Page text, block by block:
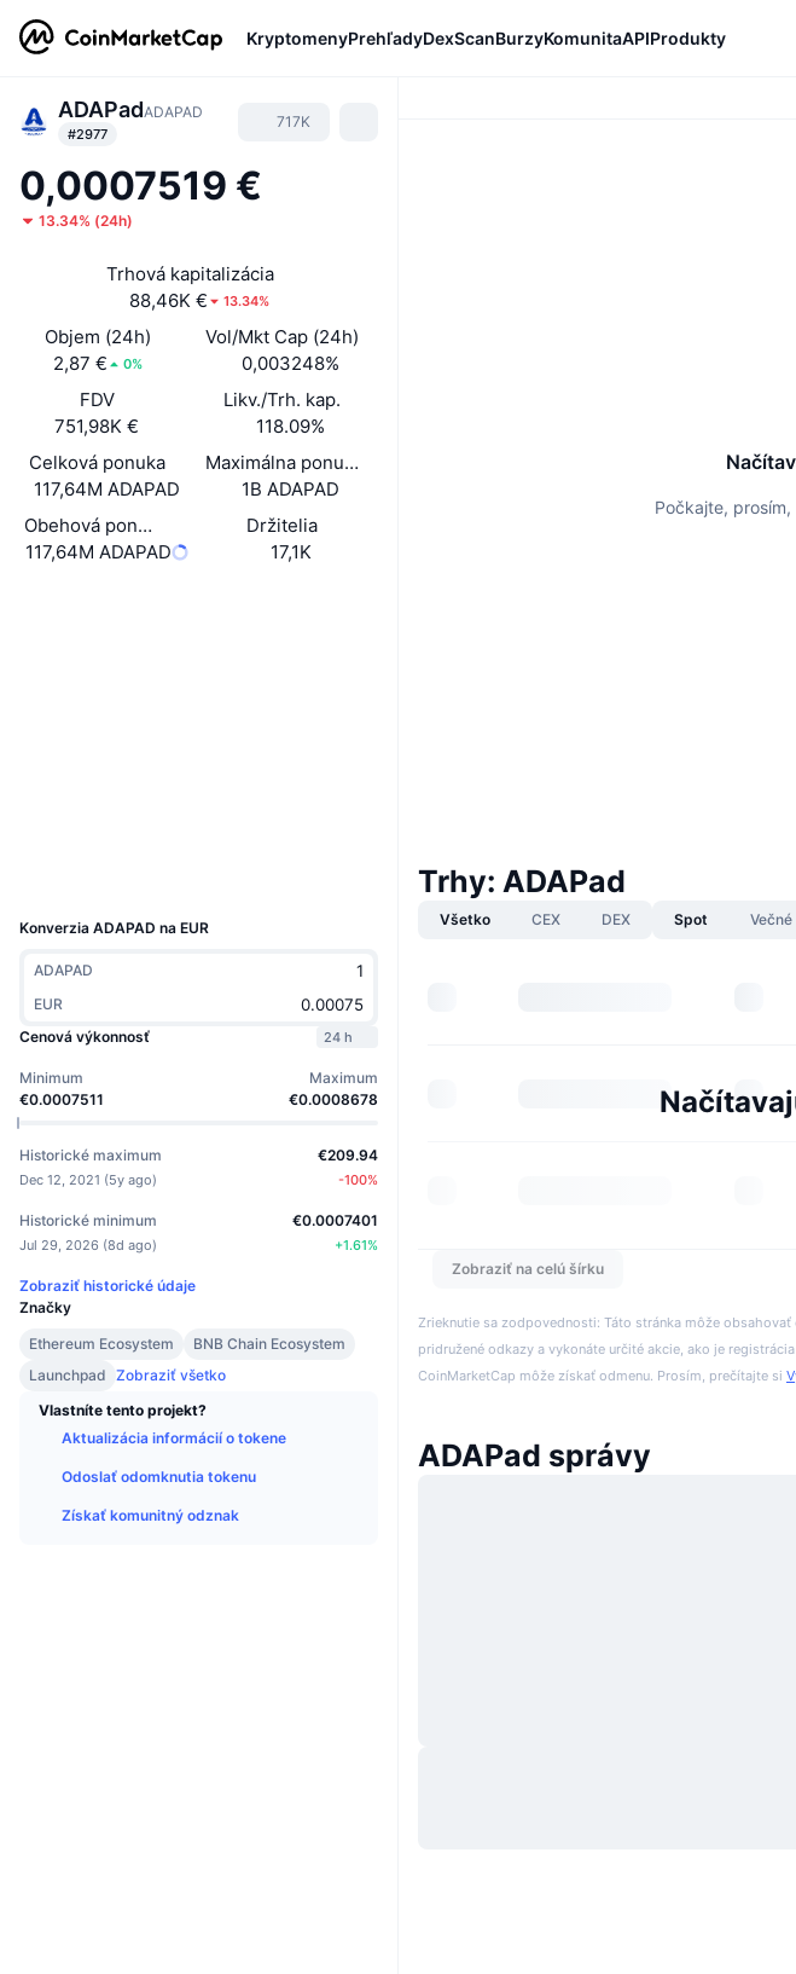
KryptomenyPrehľadyDexScanBurzyKomunitaAPIProdukty
ADAPadADAPAD
#2977
717K
0,0007519 €
13.34% (24h)
Trhová kapitalizácia
88,46K €
13.34%
Objem (24h)
2,87 €
0%
Vol/Mkt Cap (24h)
0,003248%
FDV
751,98K €
Likv./Trh. kap.
118.09%
Celková ponuka
117,64M ADAPAD
Maximálna ponuka
1B ADAPAD
Obehová ponuka
117,64M ADAPAD
Držitelia
17,1K
Konverzia ADAPAD na EUR
ADAPAD
EUR
Cenová výkonnosť
24 h
Minimum
€0.0007511
Maximum
€0.0008678
Historické maximum
Dec 12, 2021 (5y ago)
€209.94
-100%
Historické minimum
Jul 29, 2026 (8d ago)
€0.0007401
+1.61%
Zobraziť historické údaje
Značky
Ethereum Ecosystem
BNB Chain Ecosystem
Launchpad Zobraziť všetko
Vlastníte tento projekt?
Aktualizácia informácií o tokene
Odoslať odomknutia tokenu
Získať komunitný odznak
Počkajte,
Trhy: ADAPad
Všetko CEX DEX Spot Večné
Zobraziť na celú šírku
Zrieknutie sa zodpovednosti: Táto stránka môže
pridružené odkazy a vykonáte určité akcie, ako je
CoinMarketCap môže získať odmenu. Prosím, prečítajte si
ADAPad správy